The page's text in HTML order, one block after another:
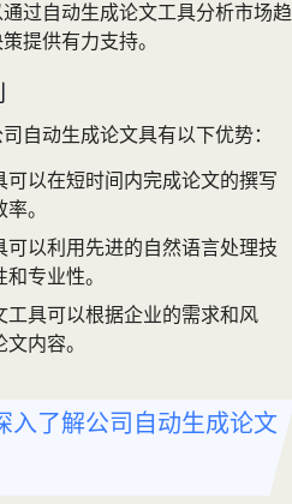
过自动生成论文工具分析市场趋
提供有力支持。
自动生成论文具有以下优势：
可以在短时间内完成论文的撰写
。
可以利用先进的自然语言处理技
专业性。
工具可以根据企业的需求和风
内容。
入了解公司自动生成论文